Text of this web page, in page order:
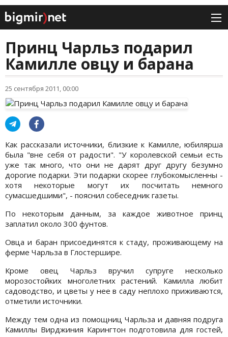
Принц Чарльз подарил
Камилле овцу и барана
25 сентября 2011, 00:00
Как рассказали источники, близкие к Камилле, юбилярша
была "вне себя от радости". "У королевской семьи есть
уже так много, что они не дарят друг другу безумно
дорогие подарки. Эти подарки скорее глубокомысленны -
хотя некоторые могут их посчитать немного
сумасшедшими", - пояснил собеседник газеты.
По некоторым данным, за каждое животное принц
заплатил около 300 фунтов.
Овца и баран присоединятся к стаду, проживающему на
ферме Чарльза в Глостершире.
Кроме овец Чарльз вручил супруге несколько
морозостойких многолетних растений. Камилла любит
садоводство, и цветы у нее в саду неплохо приживаются,
отметили источники.
Между тем одна из помощниц Чарльза и давняя подруга
Камиллы Вирджиния Карингтон подготовила для гостей,